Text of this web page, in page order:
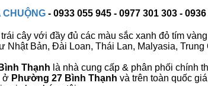
- 0933 055 945 - 0977 301 303 -
cây với đầy đủ các màu sắc xanh đỏ tím
Bản, Đài Loan, Thái Lan, Malyasia,
Thạnh là nhà cung cấp & phân phối chính
ở Phường 27 Bình Thạnh và trên toàn quốc